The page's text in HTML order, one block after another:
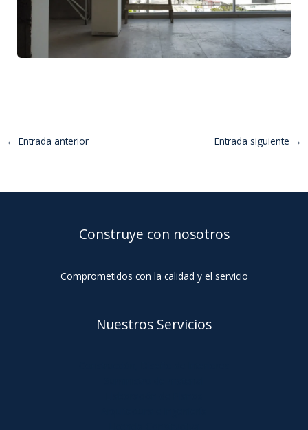
← Entrada anterior Entrada siguiente →
Construye con nosotros
Comprometidos con la calidad y el servicio
Nuestros Servicios